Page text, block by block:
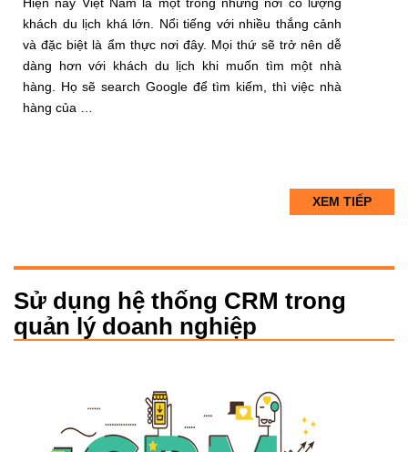
khách du lịch khá lớn. Nổi tiếng với nhiều thắng cảnh
và đặc biệt là ẩm thực nơi đây. Mọi thứ sẽ trở nên dễ
dàng hơn với khách du lịch khi muốn tìm một nhà
hàng. Họ sẽ search Google để tìm kiếm, thì việc nhà
hàng của …
XEM TIẾP
Sử dụng hệ thống CRM trong
quản lý doanh nghiệp